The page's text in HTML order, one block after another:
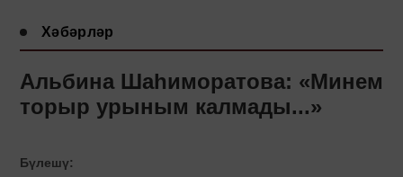
Хәбәрләр
Альбина Шаһиморатова: «Минем
торыр урыным калмады...»
Бүлешү: